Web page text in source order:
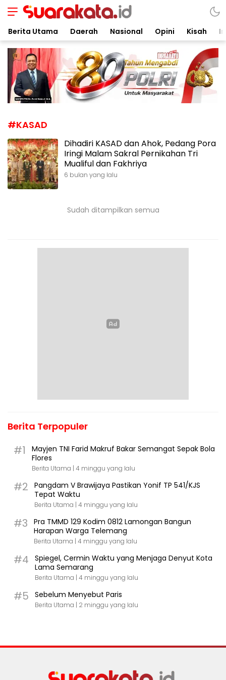
Suarakata.id
Kata Bicara Suara Bergerak
Berita Utama Daerah Nasional Opini Kisah
#KASAD
Dihadiri KASAD dan Ahok, Pedang Pora
Iringi Malam Sakral Pernikahan Tri
Mualiful dan Fakhriya
6 bulan yang lalu
Sudah ditampilkan semua
Berita Terpopuler
#1
Mayjen TNI Farid Makruf Bakar Semangat Sepak Bola
Flores
Berita Utama | 4 minggu yang lalu
#2
Pangdam V Brawijaya Pastikan Yonif TP 541/KJS
Tepat Waktu
Berita Utama | 4 minggu yang lalu
#3
Pra TMMD 129 Kodim 0812 Lamongan Bangun
Harapan Warga Telemang
Berita Utama | 4 minggu yang lalu
#4
Spiegel, Cermin Waktu yang Menjaga Denyut Kota
Lama Semarang
Berita Utama | 4 minggu yang lalu
#5 Sebelum Menyebut Paris
Berita Utama | 2 minggu yang lalu